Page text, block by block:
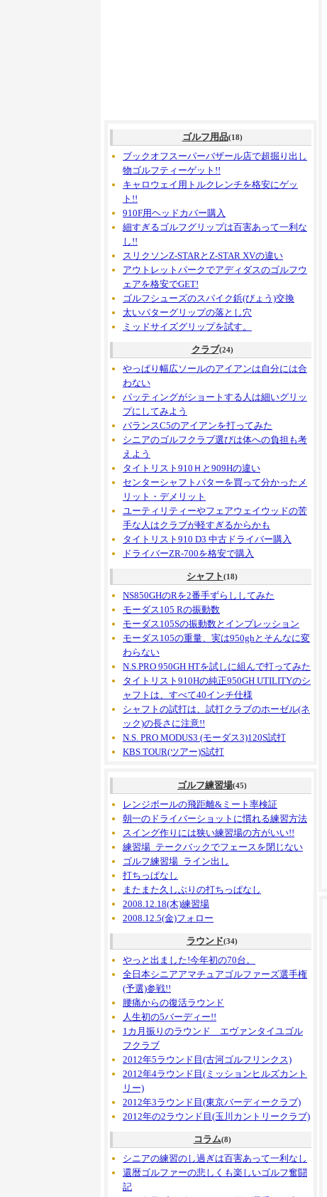
ゴルフ用品(18)
ブックオフスーパーバザール店で超掘り出し
物ゴルフティーゲット!!
キャロウェイ用トルクレンチを格安にゲッ
ト!!
910F用ヘッドカバー購入
細すぎるゴルフグリップは百害あって一利な
し!!
スリクソンZ-STARとZ-STAR XVの違い
アウトレットパークでアディダスのゴルフウ
ェアを格安でGET!
ゴルフシューズのスパイク鋲(びょう)交換
太いパターグリップの落とし穴
ミッドサイズグリップを試す。
クラブ(24)
やっぱり幅広ソールのアイアンは自分には合
わない
パッティングがショートする人は細いグリッ
プにしてみよう
バランスC5のアイアンを打ってみた
シニアのゴルフクラブ選びは体への負担も考
えよう
タイトリスト910Ｈと909Hの違い
センターシャフトパターを買って分かったメ
リット・デメリット
ユーティリティーやフェアウェイウッドの苦
手な人はクラブが軽すぎるからかも
タイトリスト910 D3 中古ドライバー購入
ドライバーZR-700を格安で購入
シャフト(18)
NS850GHのRを2番手ずらししてみた
モーダス105 Rの振動数
モーダス105Sの振動数とインプレッション
モーダス105の重量、実は950ghとそんなに変
わらない
N.S.PRO 950GH HTを試しに組んで打ってみた
タイトリスト910Hの純正950GH UTILITYのシ
ャフトは、すべて40インチ仕様
シャフトの試打は、試打クラブのホーゼル(ネ
ック)の長さに注意!!
N.S. PRO MODUS3 (モーダス3)120S試打
KBS TOUR(ツアー)S試打
ゴルフ練習場(45)
レンジボールの飛距離&ミート率検証
朝一のドライバーショットに慣れる練習方法
スイング作りには狭い練習場の方がいい!!
練習場_テークバックでフェースを閉じない
ゴルフ練習場_ライン出し
打ちっぱなし
またまた久しぶりの打ちっぱなし
2008.12.18(木)練習場
2008.12.5(金)フォロー
ラウンド(34)
やっと出ました!今年初の70台。
全日本シニアアマチュアゴルファーズ選手権
(予選)参戦!!
腰痛からの復活ラウンド
人生初の5バーディー!!
1カ月振りのラウンド エヴァンタイユゴル
フクラブ
2012年5ラウンド目(古河ゴルフリンクス)
2012年4ラウンド目(ミッションヒルズカント
リー)
2012年3ラウンド目(東京バーディークラブ)
2012年の2ラウンド目(玉川カントリークラブ)
コラム(8)
シニアの練習のし過ぎは百害あって一利なし
還暦ゴルファーの悲しくも楽しいゴルフ奮闘
記